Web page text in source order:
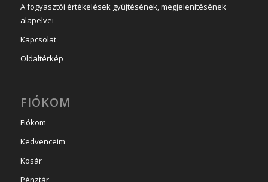
A fogyasztói értékelések gyűjtésének, megjelenítésének
alapelvei
Kapcsolat
Oldaltérkép
FIÓKOM
Fiókom
Kedvenceim
Kosár
Pénztár